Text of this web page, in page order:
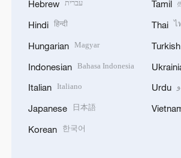
Hebrew עברית
Hindi हिन्दी
Hungarian Magyar
Indonesian Bahasa Indonesia
Italian Italiano
Japanese 日本語
Korean 한국어
Tamil
Thai ไ
Turkish
Urdu